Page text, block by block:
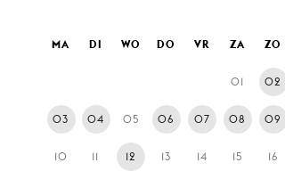
MA DI WO DO VR ZA ZO
01 02
03 04 05 06 07 08 09
10 11 12 13 14 15 16